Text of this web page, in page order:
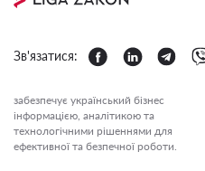
Зв'язатися:
забезпечує український бізнес
інформацією, аналітикою та
технологічними рішеннями для
ефективної та безпечної роботи.